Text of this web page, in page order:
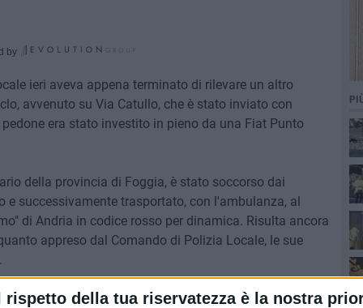
rispetto della tua riservatezza è la nostra
by
ieri aveva appena terminato di rilevare un altro
avvenuto su Via Catullo, che è stato inviato con
era stato investito in pieno da una Fiat Punto
della provincia di Foggia, è stato soccorso dai
e successivamente trasportato, con l'ambulanza, al
di Andria in codice rosso per dinamica. Risulta ancora
appreso dal Comando di Polizia Locale, le sue
e si è posto a disposizione degli Agenti di P.L.
e